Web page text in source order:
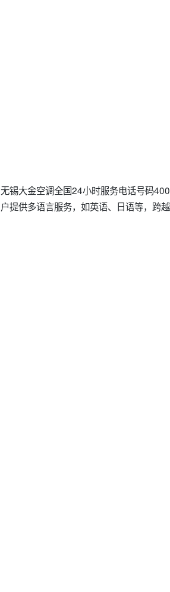
无锡大金空调全国24小时服务电话号码
户提供多语言服务，如英语、日语等，跨